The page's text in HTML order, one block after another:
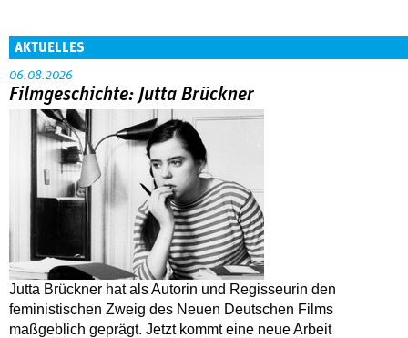
AKTUELLES
06.08.2026
Filmgeschichte: Jutta Brückner
Jutta Brückner hat als Autorin und Regisseurin den
feministischen Zweig des Neuen Deutschen Films
maßgeblich geprägt. Jetzt kommt eine neue Arbeit